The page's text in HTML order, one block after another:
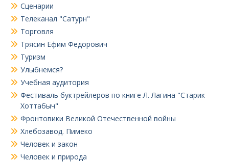
Сценарии
Телеканал "Сатурн"
Торговля
Трясин Ефим Федорович
Туризм
Улыбнемся?
Учебная аудитория
Фестиваль буктрейлеров по книге Л. Лагина "Старик
Хоттабыч"
Фронтовики Великой Отечественной войны
Хлебозавод. Пимеко
Человек и закон
Человек и природа